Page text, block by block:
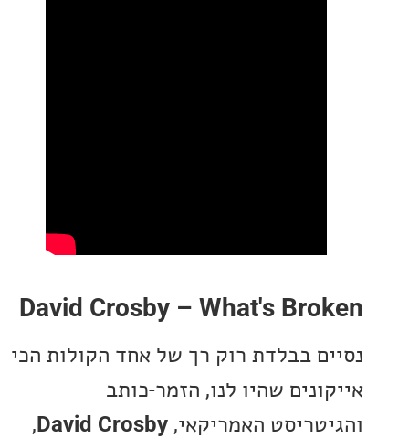
David Crosby – What's
בבלדת רוק רך של אחד הקולות הכי
שהיו לנו, הזמר-כותב
האמריקאי,David Crosby
,